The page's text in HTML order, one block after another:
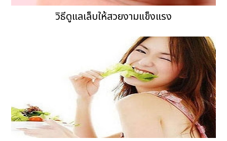
วิธีดูแลเล็บให้สวยงามแข็งแรง